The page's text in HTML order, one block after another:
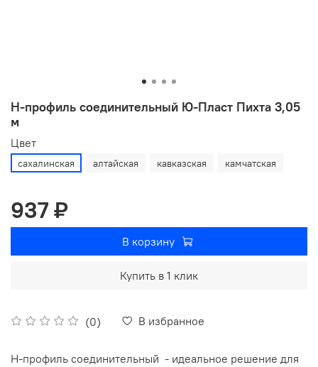
Н-профиль соединительный Ю-Пласт Пихта 3,05
м
(0) В избранное
Цвет
сахалинская алтайская кавказская камчатская
937 ₽
В корзину
Купить в 1 клик
Н-профиль соединительный - идеальное решение для